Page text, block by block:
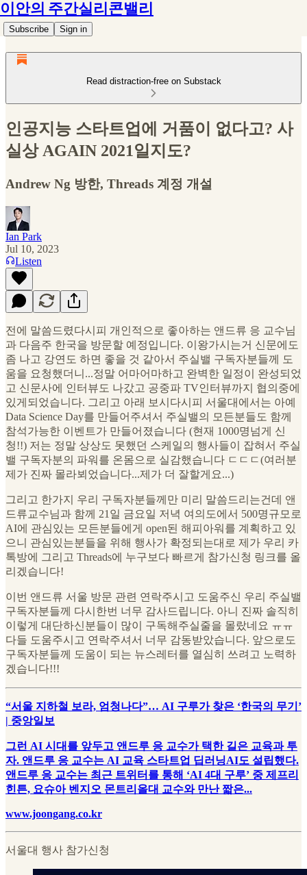
이안의 주간실리콘밸리
Subscribe Sign in
Read distraction-free on Substack
인공지능 스타트업에 거품이 없다고? 사
실상 AGAIN 2021일지도?
Andrew Ng 방한, Threads 계정 개설
Ian Park
Jul 10, 2023
Listen
전에 말씀드렸다시피 개인적으로 좋아하는 앤드류 응 교수님
과 다음주 한국을 방문할 예정입니다. 이왕가시는거 신문에도
좀 나고 강연도 하면 좋을 것 같아서 주실밸 구독자분들께 도
움을 요청했더니...정말 어마어마하고 완벽한 일정이 완성되었
고 신문사에 인터뷰도 나갔고 공중파 TV인터뷰까지 협의중에
있게되었습니다. 그리고 아래 보시다시피 서울대에서는 아예
Data Science Day를 만들어주셔서 주실밸의 모든분들도 함께
참석가능한 이벤트가 만들어졌습니다 (현재 1000명넘게 신
청!!) 저는 정말 상상도 못했던 스케일의 행사들이 잡혀서 주실
밸 구독자분의 파워를 온몸으로 실감했습니다 ㄷㄷㄷ(여러분
제가 진짜 몰라뵈었습니다...제가 더 잘할게요...)
그리고 한가지 우리 구독자분들께만 미리 말씀드리는건데 앤
드류교수님과 함께 21일 금요일 저녁 여의도에서 500명규모로
AI에 관심있는 모든분들에게 open된 해피아워를 계획하고 있
으니 관심있는분들을 위해 행사가 확정되는대로 제가 우리 카
톡방에 그리고 Threads에 누구보다 빠르게 참가신청 링크를 올
리겠습니다!
이번 앤드류 서울 방문 관련 연락주시고 도움주신 우리 주실밸
구독자분들께 다시한번 너무 감사드립니다. 아니 진짜 솔직히
이렇게 대단하신분들이 많이 구독해주실줄을 몰랐네요 ㅠㅠ
다들 도움주시고 연락주셔서 너무 감동받았습니다. 앞으로도
구독자분들께 도움이 되는 뉴스레터를 열심히 쓰려고 노력하
겠습니다!!!
“서울 지하철 보라, 엄청나다”… AI 구루가 찾은 ‘한국의 무기’
| 중앙일보
그런 AI 시대를 앞두고 앤드루 응 교수가 택한 길은 교육과 투
자. 앤드루 응 교수는 AI 교육 스타트업 딥러닝AI도 설립했다.
앤드루 응 교수는 최근 트위터를 통해 ‘AI 4대 구루’ 중 제프리
힌튼, 요슈아 벤지오 몬트리올대 교수와 만난 짧은...
www.joongang.co.kr
서울대 행사 참가신청